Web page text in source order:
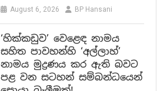
August 6, 2026 BP Hansani
‘හික්කඩුව’ වෙළෙඳ නාමය
සහිත පාවහන්හි ‘අල්ලාහ්’
නාමය මුද්‍රණය කර ඇති බවට
පළ වන සටහන් සම්බන්ධයෙන්